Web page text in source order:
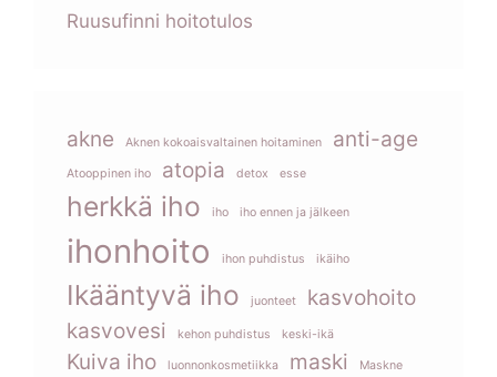
Ruusufinni hoitotulos
akne Aknen kokoaisvaltainen hoitaminen anti-age
Atooppinen iho atopia detox esse
herkkä iho iho iho ennen ja jälkeen
ihonhoito ihon puhdistus ikäiho
Ikääntyvä iho juonteet
kasvohoito
kasvovesi
kehon puhdistus keski-ikä
Kuiva iho luonnonkosmetiikka maski Maskne